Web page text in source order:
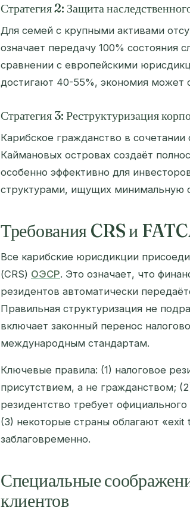
Стратегия 2: Защита
Для семей с крупными активами
означает передачу 100%
сравнении с европейскими
достигают 40-55%, экономия может
Стратегия 3: Реструктуризация
Карибское гражданство в
Каймановых островах создаёт
особенно эффективно для
структурами, ищущих минимальную
Требования CRS и
Все карибские юрисдикции
(CRS) ОЭСР. Это означает, что
резидентов автоматически
Правильная структуризация не
включает законный перенос
международным стандартам.
Ключевые правила: (1) налоговое
присутствием, а не гражданством;
резидентство требует
(3) некоторые страны облагают
заблаговременно.
Специальные
клиентов